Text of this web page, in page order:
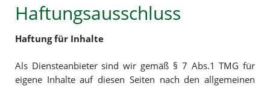
Haftungsausschluss
Haftung für Inhalte
Als Diensteanbieter sind wir gemäß § 7 Abs.1 TMG für
eigene Inhalte auf diesen Seiten nach den allgemeinen